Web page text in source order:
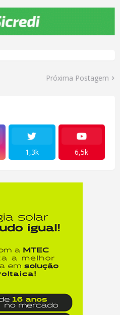
Próxima Postagem
1,3k 6,5k